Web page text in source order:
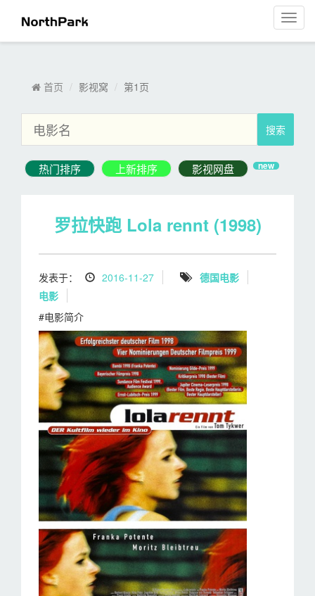
菜
单
首页 影视窝 第1页
new
罗拉快跑 Lola rennt (1998)
发表于： 2016-11-27
德国电影
电影
#电影简介